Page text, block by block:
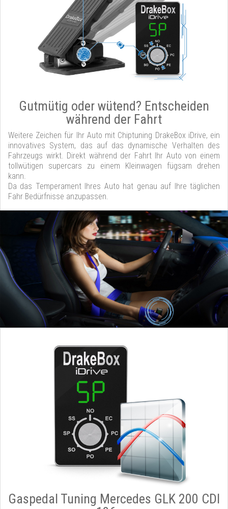
Gutmütig oder wütend? Entscheiden
während der Fahrt
Weitere Zeichen für Ihr Auto mit Chiptuning DrakeBox iDrive, ein
innovatives System, das auf das dynamische Verhalten des
Fahrzeugs wirkt. Direkt während der Fahrt Ihr Auto von einem
tollwütigen supercars zu einem Kleinwagen fügsam drehen
kann.
Da das Temperament Ihres Auto hat genau auf Ihre täglichen
Fahr Bedürfnisse anzupassen.
Gaspedal Tuning Mercedes GLK 200 CDI